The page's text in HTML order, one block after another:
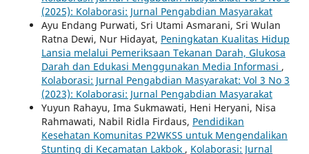
(2025): Kolaborasi: Jurnal Pengabdian Masyarakat
Ayu Endang Purwati, Sri Utami Asmarani, Sri Wulan
Ratna Dewi, Nur Hidayat, Peningkatan Kualitas Hidup
Lansia melalui Pemeriksaan Tekanan Darah, Glukosa
Darah dan Edukasi Menggunakan Media Informasi ,
Kolaborasi: Jurnal Pengabdian Masyarakat: Vol 3 No 3
(2023): Kolaborasi: Jurnal Pengabdian Masyarakat
Yuyun Rahayu, Ima Sukmawati, Heni Heryani, Nisa
Rahmawati, Nabil Ridla Firdaus, Pendidikan
Kesehatan Komunitas P2WKSS untuk Mengendalikan
Stunting di Kecamatan Lakbok , Kolaborasi: Jurnal